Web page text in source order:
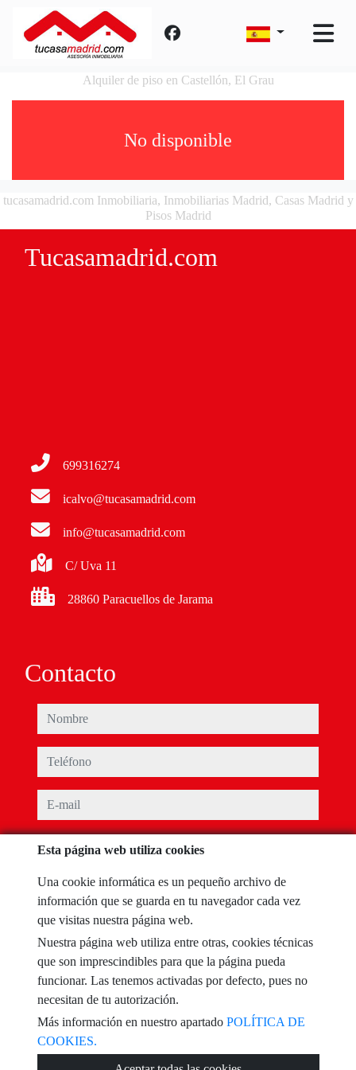
Alquiler de piso en Castellón, El Grau
No disponible
tucasamadrid.com Inmobiliaria, Inmobiliarias Madrid, Casas Madrid y
Pisos Madrid
Tucasamadrid.com
699316274
icalvo@tucasamadrid.com
info@tucasamadrid.com
C/ Uva 11
28860 Paracuellos de Jarama
Contacto
nombre
teléfono
e-mail
He leído y acepto las condiciones de uso y
mensaje
Captcha
Esta página web utiliza cookies
Una cookie informática es un pequeño archivo de
información que se guarda en tu navegador cada vez
que visitas nuestra página web.
Nuestra página web utiliza entre otras, cookies técnicas
que son imprescindibles para que la página pueda
funcionar. Las tenemos activadas por defecto, pues no
necesitan de tu autorización.
Más información en nuestro apartado POLÍTICA DE
COOKIES.